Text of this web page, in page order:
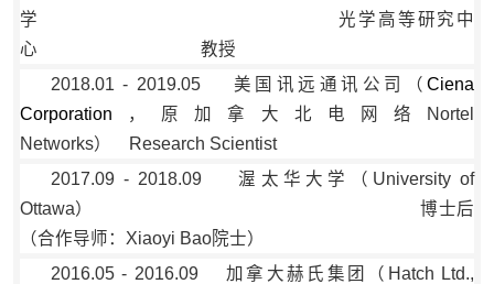
学 光学高等研究中
心 教授
2018.01 - 2019.05 美国讯远通讯公司（Ciena
Corporation ，原加拿大北电网络Nortel
Networks） Research Scientist
2017.09 - 2018.09渥太华大学（University of
Ottawa）
博士后
（合作导师：Xiaoyi Bao院士）
2016.05 - 2016.09 加拿大赫氏集团（ Hatch Ltd.,